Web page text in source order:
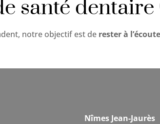
santé
notre objectif est de rester à l’écoute
Nîmes Jean-Jaurès